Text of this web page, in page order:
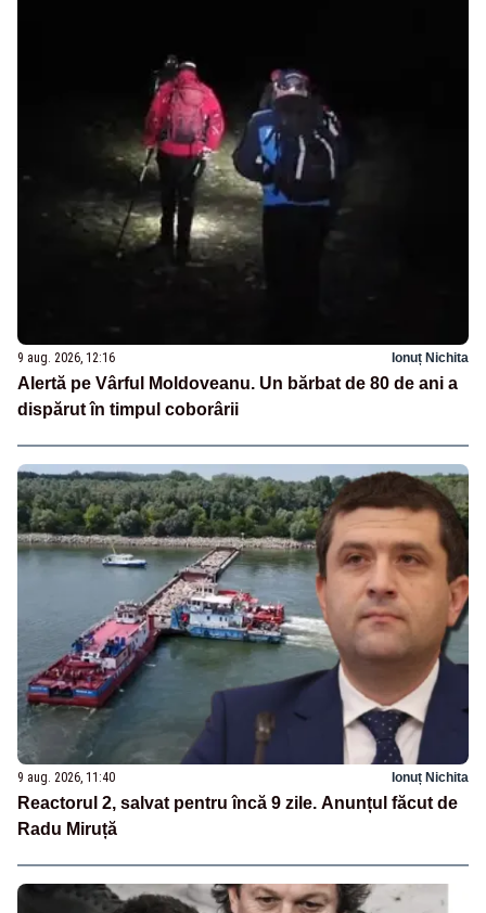
9 aug. 2026, 12:16 Ionuț Nichita
Alertă pe Vârful Moldoveanu. Un bărbat de 80 de ani a
dispărut în timpul coborârii
9 aug. 2026, 11:40 Ionuț Nichita
Reactorul 2, salvat pentru încă 9 zile. Anunțul făcut de
Radu Miruță